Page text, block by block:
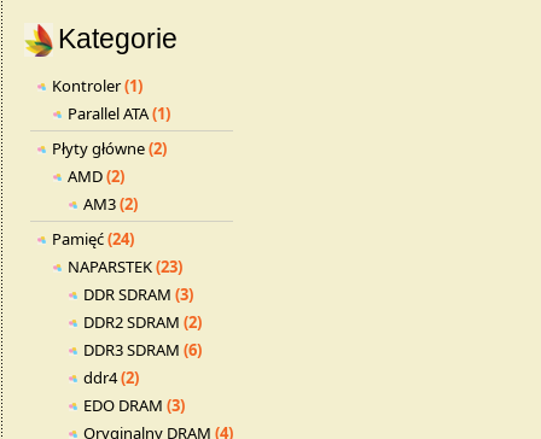
Kategorie
Kontroler(1)
Parallel ATA(1)
Płyty główne(2)
AMD(2)
AM3(2)
Pamięć(24)
NAPARSTEK(23)
DDR SDRAM (3)
DDR2 SDRAM (2)
DDR3 SDRAM (6)
ddr4(2)
EDO DRAM (3)
Oryginalny DRAM (4)